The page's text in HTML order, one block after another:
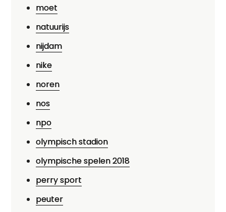
moet
natuurijs
nijdam
nike
noren
nos
npo
olympisch stadion
olympische spelen 2018
perry sport
peuter